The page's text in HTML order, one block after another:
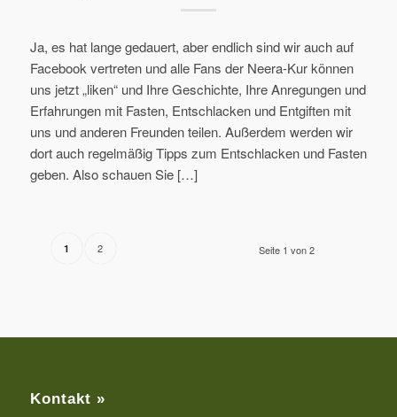
Ja, es hat lange gedauert, aber endlich sind wir auch auf
Facebook vertreten und alle Fans der Neera-Kur können
uns jetzt „liken“ und Ihre Geschichte, Ihre Anregungen und
Erfahrungen mit Fasten, Entschlacken und Entgiften mit
uns und anderen Freunden teilen. Außerdem werden wir
dort auch regelmäßig Tipps zum Entschlacken und Fasten
geben. Also schauen Sie […]
Seite 1 von 2
1 2
Kontakt »